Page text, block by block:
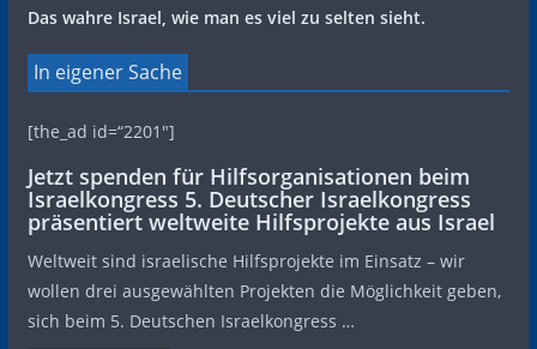
Das wahre Israel, wie man es viel zu selten sieht.
In eigener Sache
[the_ad id=“2201″]
Jetzt spenden für Hilfsorganisationen beim
Israelkongress 5. Deutscher Israelkongress
präsentiert weltweite Hilfsprojekte aus Israel
Weltweit sind israelische Hilfsprojekte im Einsatz – wir
wollen drei ausgewählten Projekten die Möglichkeit geben,
sich beim 5. Deutschen Israelkongress …